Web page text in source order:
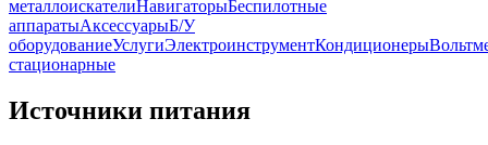
металлоискателиНавигаторыБеспилотные
аппаратыАксессуарыБ/У
оборудованиеУслугиЭлектроинструментКондиционеры
стационарные
Источники питания